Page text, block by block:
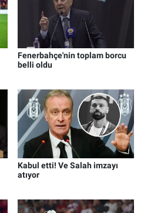
Fenerbahçe'nin toplam borcu
belli oldu
Kabul etti! Ve Salah imzayı
atıyor